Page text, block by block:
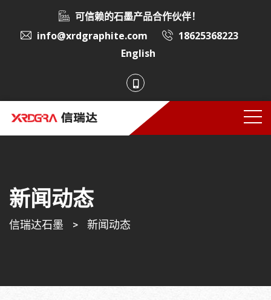
可信赖的石墨产品合作伙伴！
info@xrdgraphite.com
18625368223
English
新闻动态
信瑞达石墨 > 新闻动态